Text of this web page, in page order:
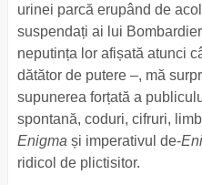
urinei parcă erupând de
suspendați ai lui
neputința lor afișată atunci
dătător de putere –, mă
supunerea forțată a
spontană, coduri, cifruri,
Enigma și imperativul de-
ridicol de plictisitor.